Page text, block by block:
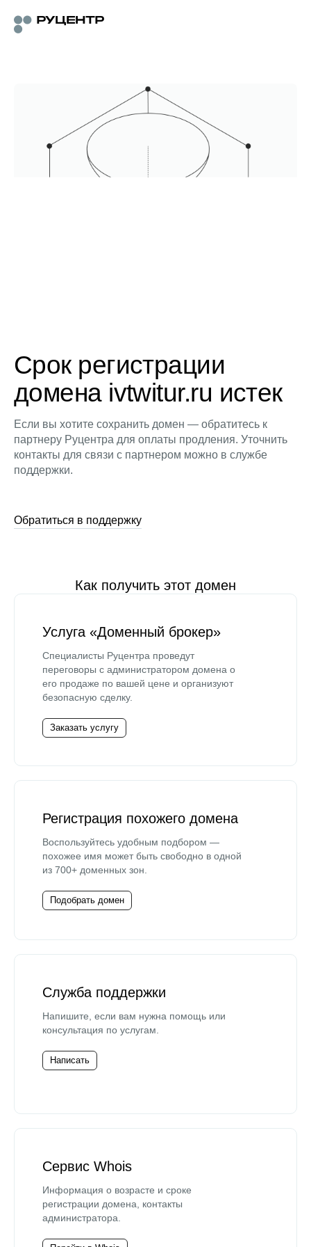
Срок регистрации
домена ivtwitur.ru истек
Если вы хотите сохранить домен — обратитесь к
партнеру Руцентра для оплаты продления. Уточнить
контакты для связи с партнером можно в службе
поддержки.
Обратиться в поддержку
Как получить этот домен
Услуга «Доменный брокер»
Специалисты Руцентра проведут
переговоры с администратором домена о
его продаже по вашей цене и организуют
безопасную сделку.
Заказать услугу
Регистрация похожего домена
Воспользуйтесь удобным подбором —
похожее имя может быть свободно в одной
из 700+ доменных зон.
Подобрать домен
Служба поддержки
Напишите, если вам нужна помощь или
консультация по услугам.
Написать
Сервис Whois
Информация о возрасте и сроке
регистрации домена, контакты
администратора.